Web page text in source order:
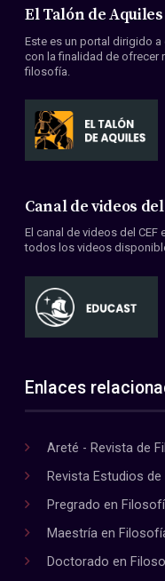
El Talón de Aquiles
Este es un portal dirigido
con la finalidad de ofrecer
filosofía.
Canal de videos del
El canal de videos del CEF
todos los videos
Enlaces
Areté - Revista de
Revista Estudios
Pregrado en
Maestría en
Doctorado en